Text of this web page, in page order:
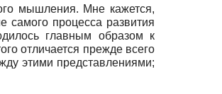
мышления. Мне кажется,
самого процесса развития
главным образом к
отличается прежде всего
этими представлениями;